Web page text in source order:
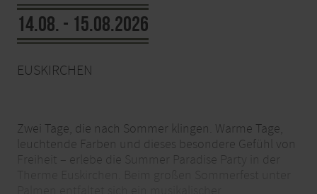
14.08. - 15.08.2026
EUSKIRCHEN
Zwei Tage, die nach Sommer klingen. Warme Tage,
leuchtende Farben und dieses besondere Gefühl von
Freiheit – erlebe die Summer Paradise Party in der